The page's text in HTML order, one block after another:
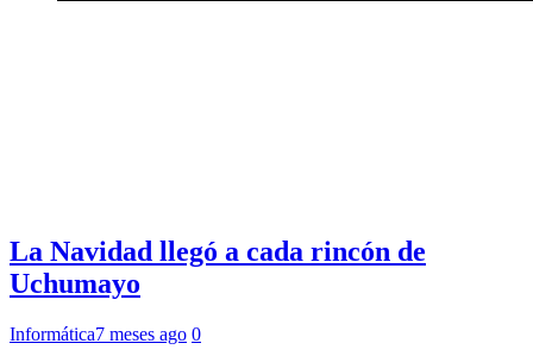
La Navidad llegó a cada rincón de
Uchumayo
Informática7 meses ago 0